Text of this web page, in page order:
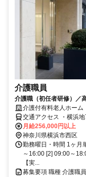
介護職員
介護職（初任者研修）／
介護付有料老人ホー
交通アクセス ・横浜
月給256,000円以上
神奈川県横浜市西区
勤務曜日・時間 1ヶ月
～16:00 [2] 09:00～
【実...
募集要項 職種 介護職